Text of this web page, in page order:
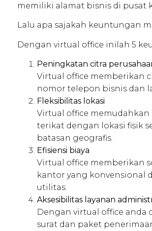
memiliki alamat bisnis di pusat
Lalu apa sajakah keuntungan
Dengan virtual office inilah 5
Peningkatan citra
Virtual office memberikan
nomor telepon bisnis dan
Fleksibilitas lokasi
Virtual office
terikat dengan lokasi fisik
batasan geografis.
Efisiensi biaya
Virtual office memberikan
kantor yang konvensional
utilitas.
Aksesibilitas layanan
Dengan virtual office
surat dan paket